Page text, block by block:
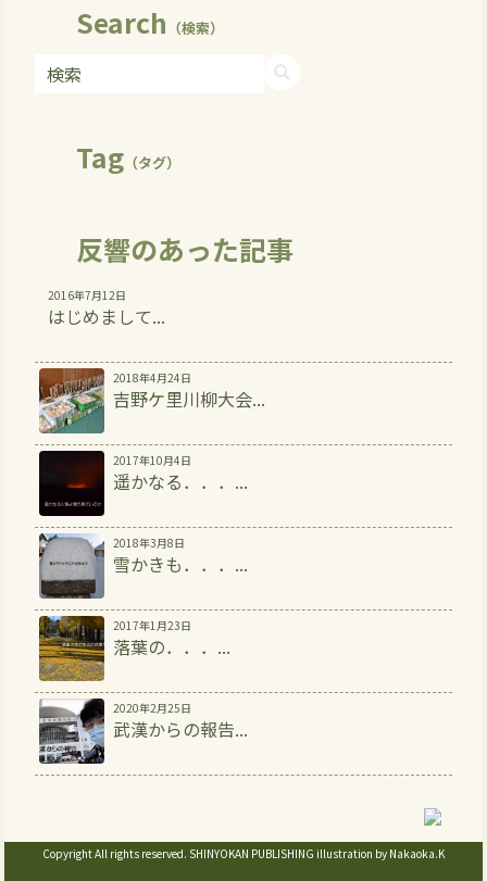
Search （検索）
Tag（タグ）
反響のあった記事
2016年7月12日
はじめまして...
2018年4月24日
吉野ケ里川柳大会...
2017年10月4日
遥かなる．．．...
2018年3月8日
雪かきも．．．...
2017年1月23日
落葉の．．．...
2020年2月25日
武漢からの報告...
CopyrightAll rights reserved. SHINYOKAN PUBLISHING illustration by Nakaoka.K